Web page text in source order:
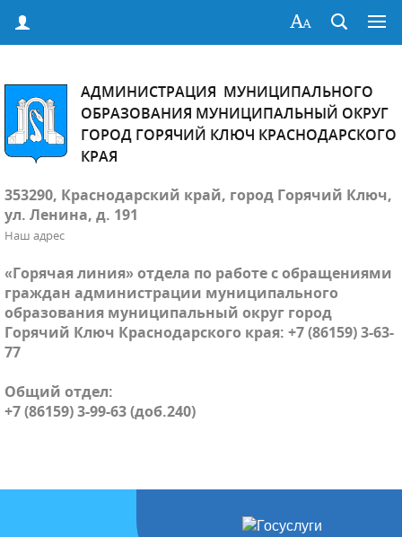
АДМИНИСТРАЦИЯ МУНИЦИПАЛЬНОГО
ОБРАЗОВАНИЯ МУНИЦИПАЛЬНЫЙ ОКРУГ
ГОРОД ГОРЯЧИЙ КЛЮЧ КРАСНОДАРСКОГО
КРАЯ
353290, Краснодарский край, город Горячий Ключ,
ул. Ленина, д. 191
Наш адрес
«Горячая линия» отдела по работе с обращениями
граждан администрации муниципального
образования муниципальный округ город
Горячий Ключ Краснодарского края: +7 (86159) 3-63-
77
Общий отдел:
+7 (86159) 3-99-63 (доб.240)